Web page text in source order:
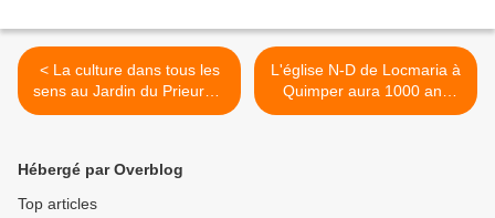
< La culture dans tous les
sens au Jardin du Prieuré à
Locmaria
L'église N-D de Locmaria à
Quimper aura 1000 ans
cette année >
Hébergé par Overblog
Top articles